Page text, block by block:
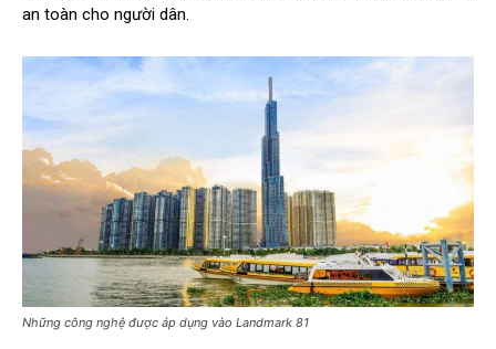
an toàn cho người dân.
Những công nghệ được áp dụng vào Landmark 81